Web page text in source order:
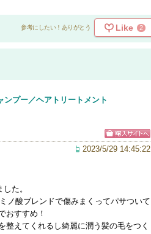
参考にしたい！ありがとう Like 2
プー／ヘアトリートメント
2023/5/29 14:45:22
た。
ノ酸ブレンドで傷みまくってパサついて
おすすめ！
えてくれるし綺麗に潤う髪の毛をつく